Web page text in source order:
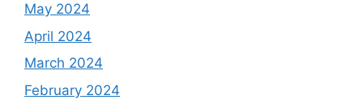
May 2024
April 2024
March 2024
February 2024